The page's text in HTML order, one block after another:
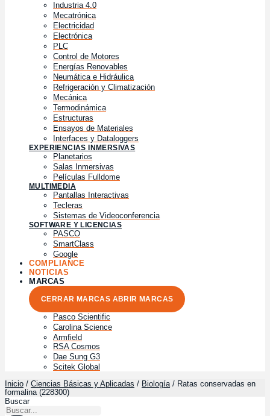
Industria 4.0
Mecatrónica
Electricidad
Electrónica
PLC
Control de Motores
Energías Renovables
Neumática e Hidráulica
Refrigeración y Climatización
Mecánica
Termodinámica
Estructuras
Ensayos de Materiales
Interfaces y Dataloggers
EXPERIENCIAS INMERSIVAS
Planetarios
Salas Inmersivas
Películas Fulldome
MULTIMEDIA
Pantallas Interactivas
Tecleras
Sistemas de Videoconferencia
SOFTWARE Y LICENCIAS
PASCO
SmartClass
Google
COMPLIANCE
NOTICIAS
MARCAS
CERRAR MARCAS ABRIR MARCAS
Pasco Scientific
Carolina Science
Armfield
RSA Cosmos
Dae Sung G3
Scitek Global
Inicio / Ciencias Básicas y Aplicadas / Biología/ Ratas conservadas en
formalina (228300)
Buscar